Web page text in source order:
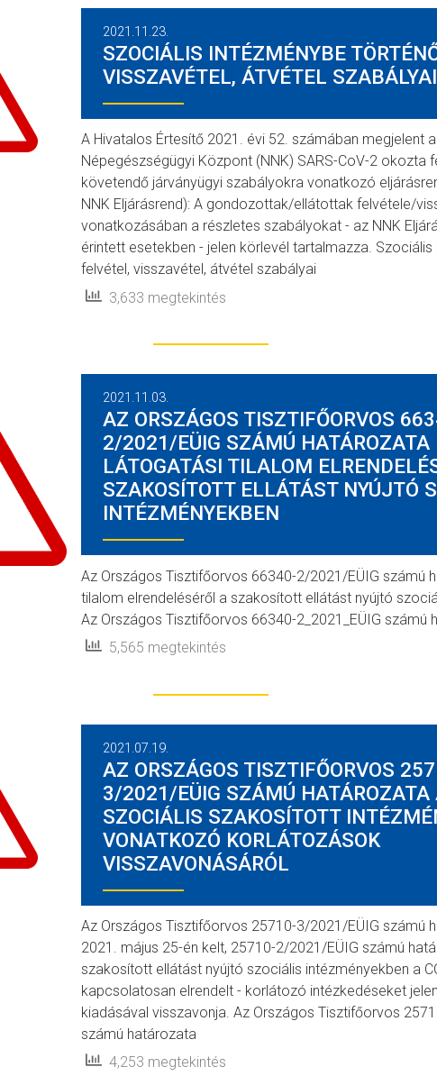
2021.11.23.
SZOCIÁLIS INTÉZMÉNYBE
VISSZAVÉTEL, ÁTVÉTEL SZABÁLYAI
A Hivatalos Értesítő 2021. évi 52. számában megjelent
Népegészségügyi Központ (NNK) SARS-CoV-2 okozta
követendő járványügyi szabályokra vonatkozó
NNK Eljárásrend): A gondozottak/ellátottak felvétele/
vonatkozásában a részletes szabályokat - az NNK
érintett esetekben - jelen körlevél tartalmazza.
felvétel, visszavétel, átvétel szabályai
3,633 megtekintés
2021.11.03.
AZ ORSZÁGOS TISZTIFŐORVOS
2/2021/EÜIG SZÁMÚ HATÁROZATA
LÁTOGATÁSI TILALOM
SZAKOSÍTOTT ELLÁTÁST NYÚJTÓ
INTÉZMÉNYEKBEN
Az Országos Tisztifőorvos 66340-2/2021/EÜIG számú
tilalom elrendeléséről a szakosított ellátást nyújtó
Az Országos Tisztifőorvos 66340-2_2021_EÜIG számú
5,565 megtekintés
2021.07.19.
AZ ORSZÁGOS TISZTIFŐORVOS
3/2021/EÜIG SZÁMÚ HATÁROZATA
SZOCIÁLIS SZAKOSÍTOTT
VONATKOZÓ KORLÁTOZÁSOK
VISSZAVONÁSÁRÓL
Az Országos Tisztifőorvos 25710-3/2021/EÜIG számú
2021. május 25-én kelt, 25710-2/2021/EÜIG számú
szakosított ellátást nyújtó szociális intézményekben a
kapcsolatosan elrendelt - korlátozó intézkedéseket
kiadásával visszavonja. Az Országos Tisztifőorvos
számú határozata
4,253 megtekintés